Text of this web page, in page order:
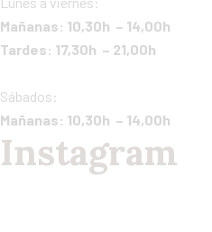
Mañanas: 10,30h – 14,00h
Tardes: 17,30h – 21,00h
Sábados:
Mañanas: 10,30h – 14,00h
Instagram